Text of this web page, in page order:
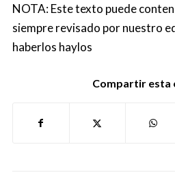
NOTA: Este texto puede
siempre revisado por nuestro
haberlos haylos
Compartir esta